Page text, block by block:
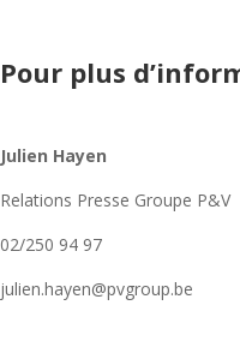
Pour plus
Julien Hayen
Relations Presse Groupe P&V
02/250 94 97
julien.hayen@pvgroup.be